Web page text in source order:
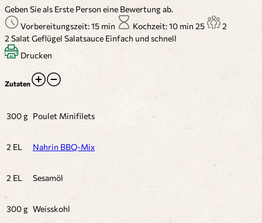
Geben Sie als Erste Person eine Bewertung ab.
Vorbereitungszeit: 15 min
Kochzeit: 10 min 25
2
2 SalatGeflügel Salatsauce Einfach und schnell
Drucken
Zutaten
300 g Poulet Minifilets
2 EL Nahrin BBQ-Mix
2 EL Sesamöl
300 g Weisskohl